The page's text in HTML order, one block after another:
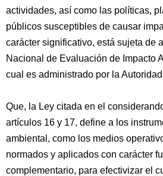
actividades, así como las políticas,
públicos susceptibles de causar
carácter significativo, está sujeta de
Nacional de Evaluación de Impacto
cual es administrado por la
Que, la Ley citada en el
artículos 16 y 17, define a los
ambiental, como los medios
normados y aplicados con carácter
complementario, para efectivizar el